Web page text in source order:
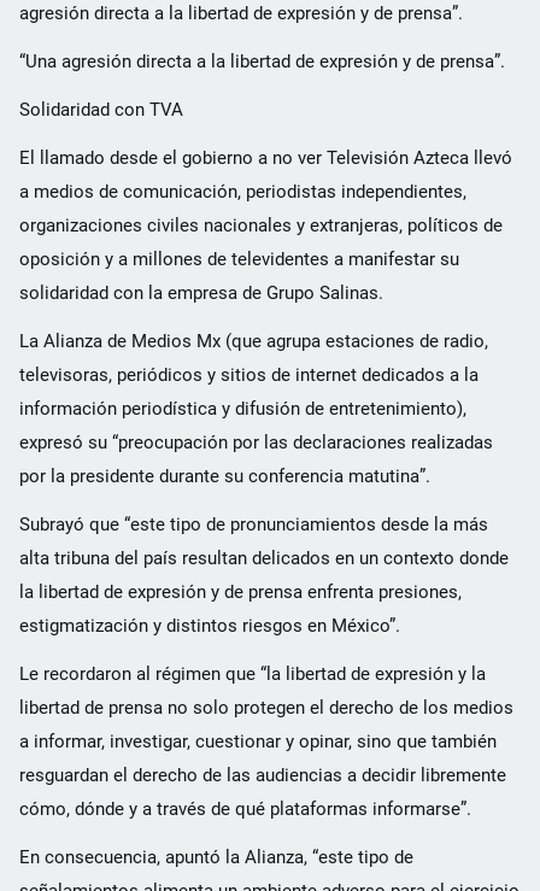
agresión directa a la libertad de expresión y de prensa”.
“Una agresión directa a la libertad de expresión y de prensa”.
Solidaridad con TVA
El llamado desde el gobierno a no ver Televisión Azteca llevó
a medios de comunicación, periodistas independientes,
organizaciones civiles nacionales y extranjeras, políticos de
oposición y a millones de televidentes a manifestar su
solidaridad con la empresa de Grupo Salinas.
La Alianza de Medios Mx (que agrupa estaciones de radio,
televisoras, periódicos y sitios de internet dedicados a la
información periodística y difusión de entretenimiento),
expresó su “preocupación por las declaraciones realizadas
por la presidente durante su conferencia matutina”.
Subrayó que “este tipo de pronunciamientos desde la más
alta tribuna del país resultan delicados en un contexto donde
la libertad de expresión y de prensa enfrenta presiones,
estigmatización y distintos riesgos en México”.
Le recordaron al régimen que “la libertad de expresión y la
libertad de prensa no solo protegen el derecho de los medios
a informar, investigar, cuestionar y opinar, sino que también
resguardan el derecho de las audiencias a decidir libremente
cómo, dónde y a través de qué plataformas informarse”.
En consecuencia, apuntó la Alianza, “este tipo de